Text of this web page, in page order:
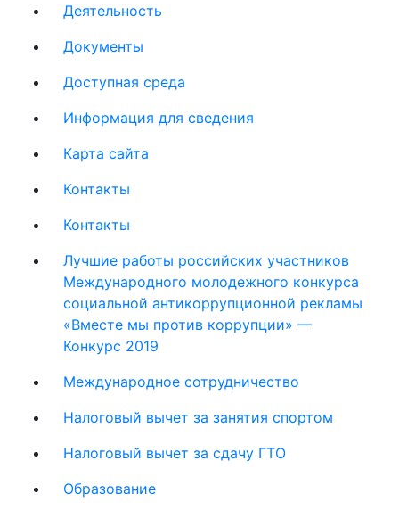
Деятельность
Документы
Доступная среда
Информация для сведения
Карта сайта
Контакты
Контакты
Лучшие работы российских участников
Международного молодежного конкурса
социальной антикоррупционной рекламы
«Вместе мы против коррупции» —
Конкурс 2019
Международное сотрудничество
Налоговый вычет за занятия спортом
Налоговый вычет за сдачу ГТО
Образование